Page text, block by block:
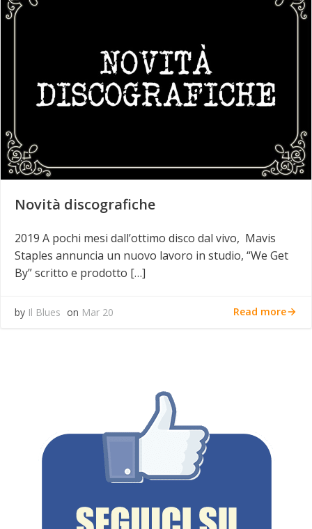
Novità discografiche
2019 A pochi mesi dall’ottimo disco dal vivo, Mavis
Staples annuncia un nuovo lavoro in studio, “We Get
By” scritto e prodotto […]
by Il Blues on Mar 20 Read more